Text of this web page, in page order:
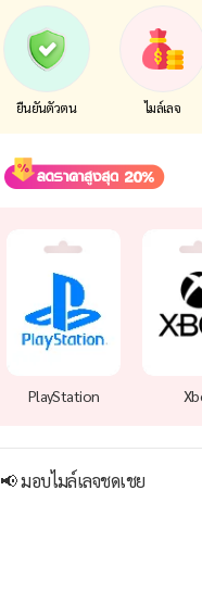
ยืนยันตัวตน ไมล์เลจ
PlayStation
📢 แจ้งปิดปรับปรุงเว็บไซต์วันที่ 27 พ.ค. 69 เวลา 04.00 - 05.00 น.
📢 แจ้งปิดปรับปรุงเกม Hoyoverse
📢 มอบไมล์เลจชดเชย